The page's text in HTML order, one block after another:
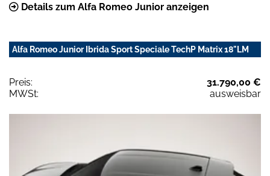
Details zum Alfa Romeo Junior anzeigen
Alfa Romeo Junior Ibrida Sport Speciale TechP Matrix 18"LM
Preis:
31.790,00 €
MWSt:
ausweisbar